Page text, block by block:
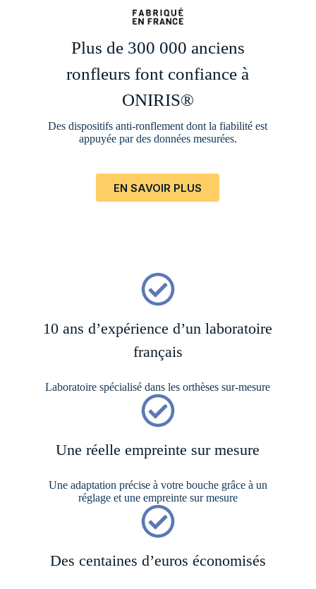
Plus de 300 000 anciens
ronfleurs font confiance à
ONIRIS®
Des dispositifs anti-ronflement dont la fiabilité est
appuyée par des données mesurées.
EN SAVOIR PLUS
10 ans d’expérience d’un laboratoire
français
Laboratoire spécialisé dans les orthèses sur-mesure
Une réelle empreinte sur mesure
Une adaptation précise à votre bouche grâce à un
réglage et une empreinte sur mesure
Des centaines d’euros économisés